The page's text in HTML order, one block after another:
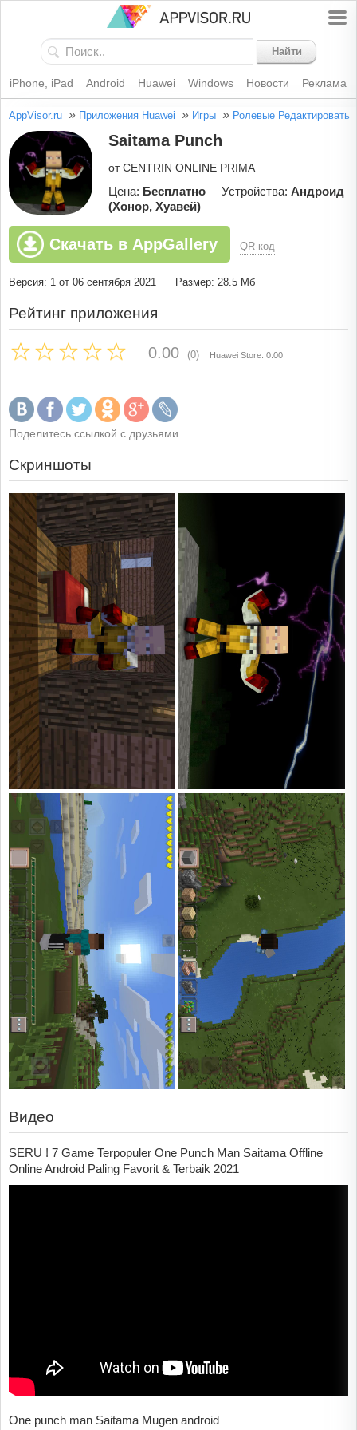
Найти
iPhone, iPad Android Huawei Windows Новости Реклама
AppVisor.ru » Приложения Huawei » Игры » Ролевые Редактировать
Saitama Punch
от CENTRIN ONLINE PRIMA
Цена: Бесплатно Устройства: Андроид
(Хонор, Хуавей)
Скачать в AppGallery QR-код
Версия: 1 от 06 сентября 2021 Размер: 28.5 Мб
Рейтинг приложения
0.00 (0) Huawei Store: 0.00
Поделитесь ссылкой с друзьями
Скриншоты
Видео
SERU ! 7 Game Terpopuler One Punch Man Saitama Offline
Online Android Paling Favorit & Terbaik 2021
One punch man Saitama Mugen android